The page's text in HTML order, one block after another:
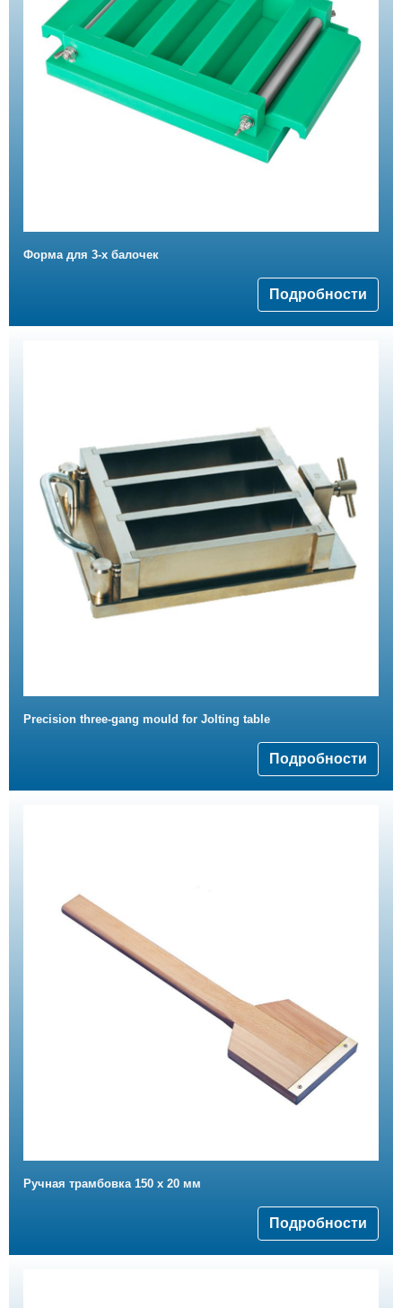
Форма для 3-х балочек
Подробности
Precision three-gang mould for Jolting table
Подробности
Ручная трамбовка 150 х 20 мм
Подробности